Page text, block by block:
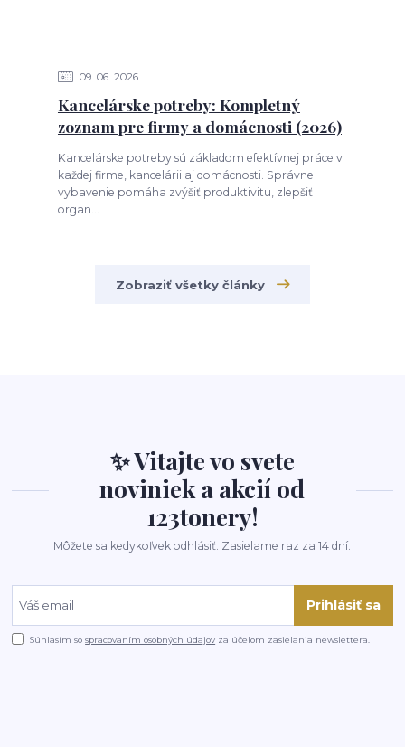
09 06 2026
Kancelárske potreby: Kompletný
zoznam pre firmy a domácnosti (2026)
Kancelárske potreby sú základom efektívnej práce v
každej firme, kancelárii aj domácnosti. Správne
vybavenie pomáha zvýšiť produktivitu, zlepšiť
organ...
Zobraziť všetky články
✨ Vitajte vo svete
noviniek a akcií od
123tonery!
Môžete sa kedykoľvek odhlásiť. Zasielame raz za 14 dní.
Prihlásiť sa
Súhlasím sospracovaním osobných údajov za účelom zasielania newslettera.